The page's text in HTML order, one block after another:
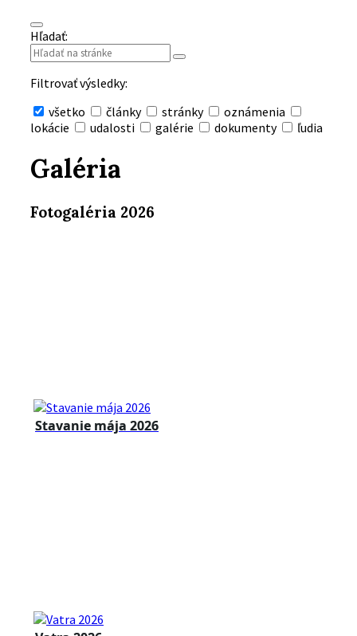
Hľadať:
Filtrovať výsledky:
všetko
články stránky
oznámenia
lokácie
udalosti galérie dokumenty ľudia
vyhľadávanie
Galéria
Fotogaléria 2026
Stavanie mája 2026